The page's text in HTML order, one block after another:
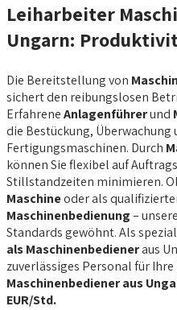
Leiharbeiter
Ungarn:
Die Bereitstellung von
sichert den reibungslosen
ErfahreneAnlagenführerund
die Bestückung,
Fertigungsmaschinen. Durch
können Sie flexibel auf
Stillstandzeiten minimieren.
Maschineoder als
Maschinenbedienung–
Standards gewöhnt. Als
als Maschinenbedieneraus
zuverlässiges Personal für
Maschinenbediener aus
EUR/Std.